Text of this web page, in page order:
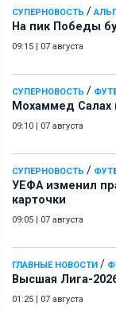
СУПЕРНОВОСТЬ /
На пик Победы
09:15 | 07 августа
СУПЕРНОВОСТЬ /
Мохаммед Салах
09:10 | 07 августа
СУПЕРНОВОСТЬ /
УЕФА изменил
карточки
09:05 | 07 августа
ГЛАВНЫЕ НОВОСТИ /
Высшая Лига-
01:25 | 07 августа